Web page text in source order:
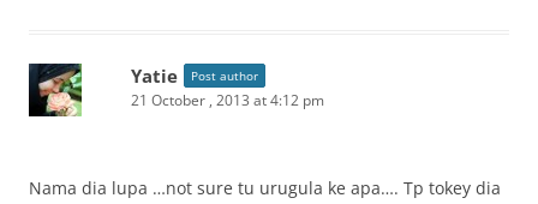
Yatie Post author
21 October , 2013 at 4:12 pm
Nama dia lupa …not sure tu urugula ke apa…. Tp tokey dia